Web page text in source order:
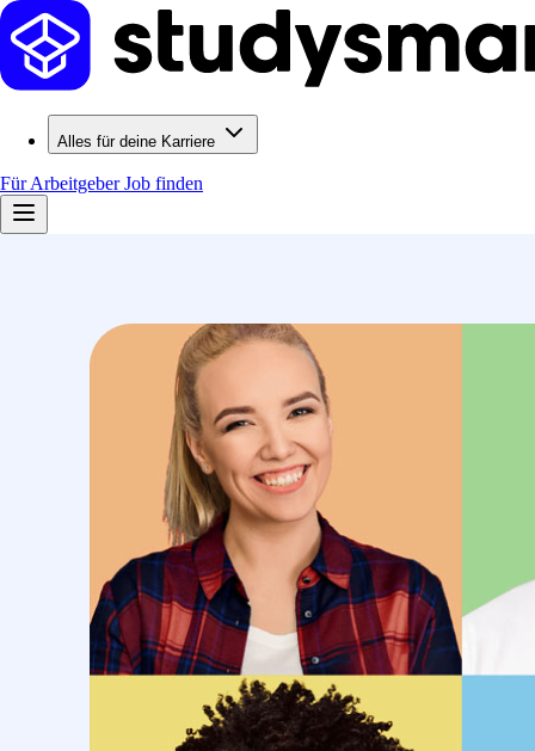
Alles für deine Karriere
Für ArbeitgeberJob finden